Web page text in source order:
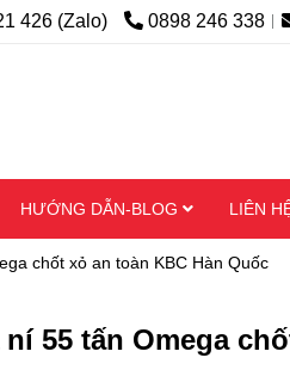
426 (Zalo) 0898 246 338
HƯỚNG DẪN-BLOG LIÊN
chốt xỏ an toàn KBC Hàn Quốc
ní 55 tấn Omega